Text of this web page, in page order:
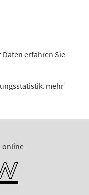
erfahren Sie
mehr
online